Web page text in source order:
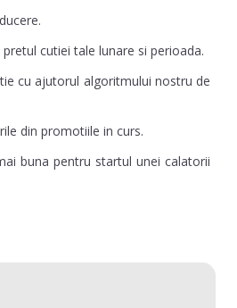
pretul cutiei tale lunare si perioada.
cu ajutorul algoritmului nostru de
din promotiile in curs.
buna pentru startul unei calatorii